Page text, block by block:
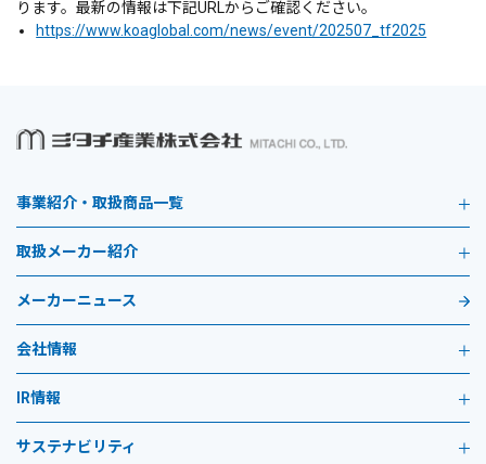
ります。最新の情報は下記URLからご確認ください。
https://www.koaglobal.com/news/event/202507_tf2025
事業紹介・取扱商品一覧
取扱メーカー紹介
メーカーニュース
会社情報
IR情報
サステナビリティ